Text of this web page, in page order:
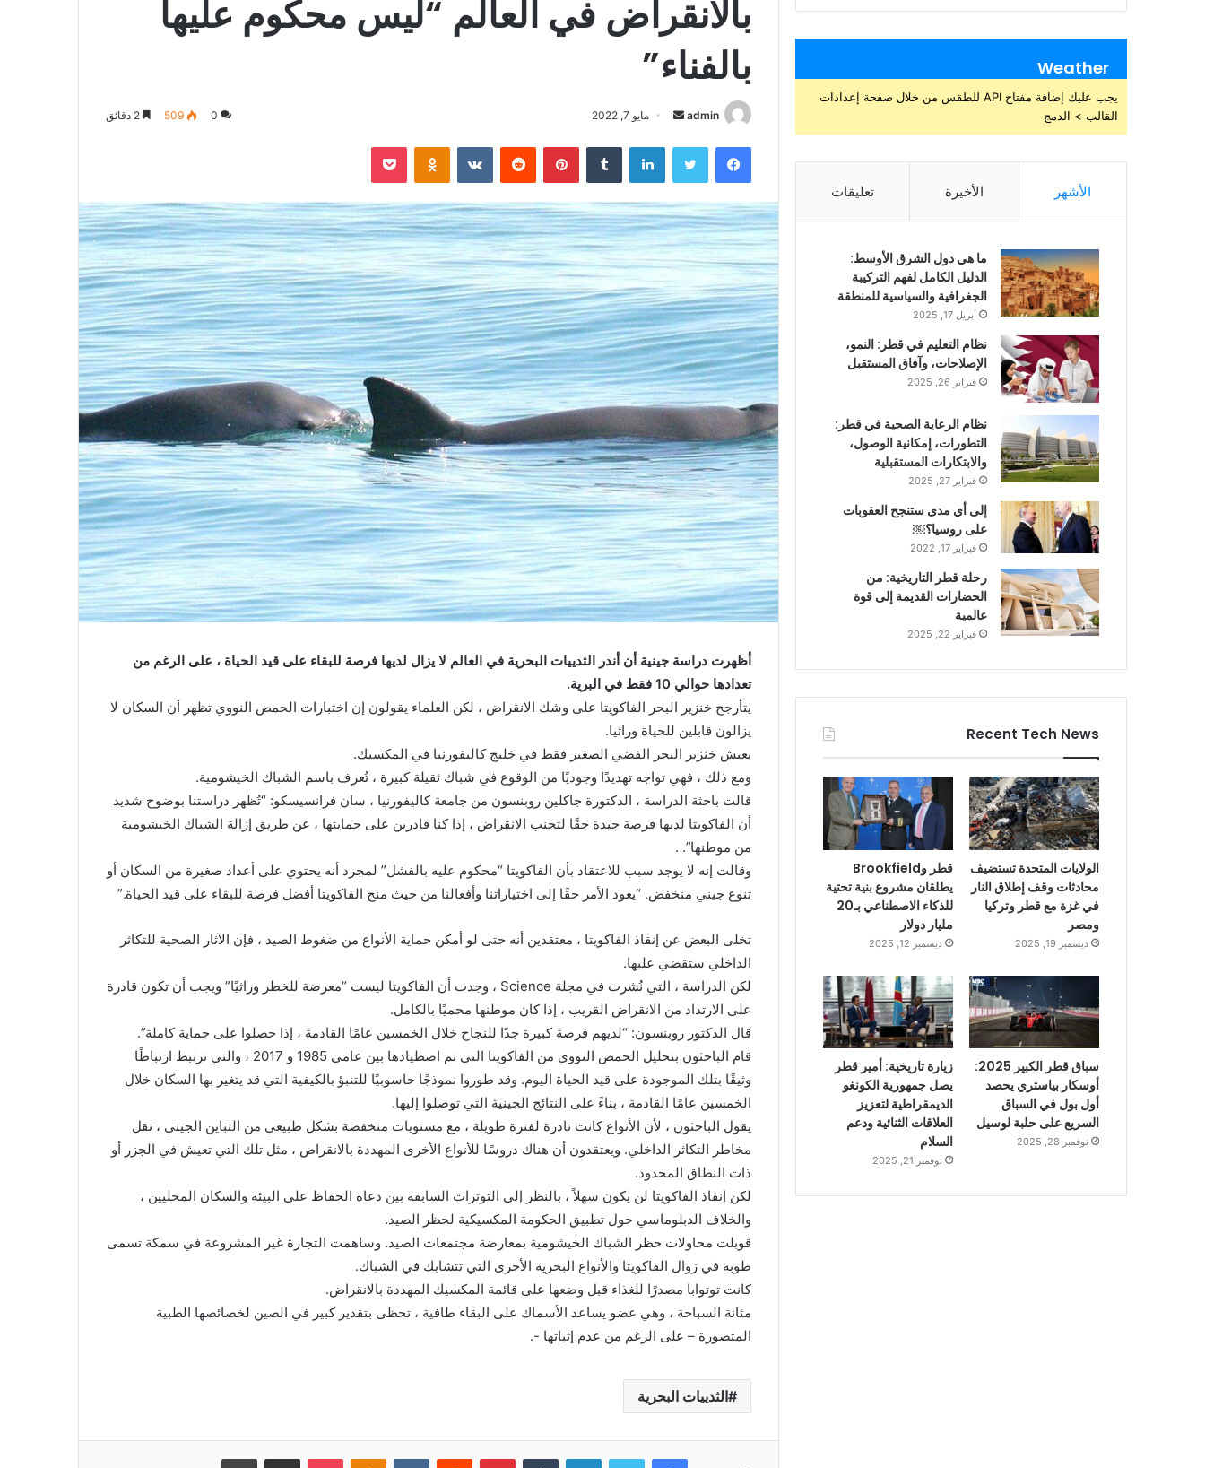
بالانقراض في العالم “ليس محكوم عليها
بالفناء”
admin
ل
ب
ر
ي
د
إ
ل
ك
ت
ر
و
ن
ي
ا
مايو 7, 2022 0
509
فيسبوك لينكدإن بينتيريست
أظهرت دراسة جينية أن أندر الثدييات البحرية في العالم لا يزال لديها فرصة للبقاء على قيد الحياة ، على الرغم من
تعدادها حوالي 10 فقط في البرية.
يتأرجح خنزير البحر الفاكويتا على وشك الانقراض ، لكن العلماء يقولون إن اختبارات الحمض النووي تظهر أن السكان لا
يزالون قابلين للحياة وراثيا.
يعيش خنزير البحر الفضي الصغير فقط في خليج كاليفورنيا في المكسيك.
ومع ذلك ، فهي تواجه تهديدًا وجوديًا من الوقوع في شباك ثقيلة كبيرة ، تُعرف باسم الشباك الخيشومية.
قالت باحثة الدراسة ، الدكتورة جاكلين روبنسون من جامعة كاليفورنيا ، سان فرانسيسكو: “تُظهر دراستنا بوضوح شديد
أن الفاكويتا لديها فرصة جيدة حقًا لتجنب الانقراض ، إذا كنا قادرين على حمايتها ، عن طريق إزالة الشباك الخيشومية
من موطنها”. .
وقالت إنه لا يوجد سبب للاعتقاد بأن الفاكويتا “محكوم عليه بالفشل” لمجرد أنه يحتوي على أعداد صغيرة من السكان أو
تنوع جيني منخفض. “يعود الأمر حقًا إلى اختياراتنا وأفعالنا من حيث منح الفاكويتا أفضل فرصة للبقاء على قيد الحياة.”
تخلى البعض عن إنقاذ الفاكويتا ، معتقدين أنه حتى لو أمكن حماية الأنواع من ضغوط الصيد ، فإن الآثار الصحية للتكاثر
الداخلي ستقضي عليها.
لكن الدراسة ، التي نُشرت في مجلة Science ، وجدت أن الفاكويتا ليست “معرضة للخطر وراثيًا” ويجب أن تكون قادرة
على الارتداد من الانقراض القريب ، إذا كان موطنها محميًا بالكامل.
قال الدكتور روبنسون: “لديهم فرصة كبيرة جدًا للنجاح خلال الخمسين عامًا القادمة ، إذا حصلوا على حماية كاملة”.
قام الباحثون بتحليل الحمض النووي من الفاكويتا التي تم اصطيادها بين عامي 1985 و 2017 ، والتي ترتبط ارتباطًا
وثيقًا بتلك الموجودة على قيد الحياة اليوم. وقد طوروا نموذجًا حاسوبيًا للتنبؤ بالكيفية التي قد يتغير بها السكان خلال
الخمسين عامًا القادمة ، بناءً على النتائج الجينية التي توصلوا إليها.
يقول الباحثون ، لأن الأنواع كانت نادرة لفترة طويلة ، مع مستويات منخفضة بشكل طبيعي من التباين الجيني ، تقل
مخاطر التكاثر الداخلي. ويعتقدون أن هناك دروسًا للأنواع الأخرى المهددة بالانقراض ، مثل تلك التي تعيش في الجزر أو
ذات النطاق المحدود.
لكن إنقاذ الفاكويتا لن يكون سهلاً ، بالنظر إلى التوترات السابقة بين دعاة الحفاظ على البيئة والسكان المحليين ،
والخلاف الدبلوماسي حول تطبيق الحكومة المكسيكية لحظر الصيد.
قوبلت محاولات حظر الشباك الخيشومية بمعارضة مجتمعات الصيد. وساهمت التجارة غير المشروعة في سمكة تسمى
طوبة في زوال الفاكويتا والأنواع البحرية الأخرى التي تتشابك في الشباك.
كانت توتوابا مصدرًا للغذاء قبل وضعها على قائمة المكسيك المهددة بالانقراض.
مثانة السباحة ، وهي عضو يساعد الأسماك على البقاء طافية ، تحظى بتقدير كبير في الصين لخصائصها الطبية
المتصورة – على الرغم من عدم إثباتها -.
الثدييات البحرية
فيسبوك لينكدإن بينتيريست بوكيت
Weather
يجب عليك إضافة مفتاح API للطقس من خلال صفحة إعدادات
القالب > الدمج
الأشهر الأخيرة تعليقات
ما هي دول الشرق الأوسط:
الدليل الكامل لفهم التركيبة
الجغرافية والسياسية للمنطقة
أبريل 17, 2025
نظام التعليم في قطر: النمو،
الإصلاحات، وآفاق المستقبل
فبراير 26, 2025
نظام الرعاية الصحية في قطر:
التطورات، إمكانية الوصول،
والابتكارات المستقبلية
فبراير 27, 2025
إلى أي مدى ستنجح العقوبات
على روسيا؟￼
فبراير 17, 2022
رحلة قطر التاريخية: من
الحضارات القديمة إلى قوة
عالمية
فبراير 22, 2025
Recent Tech News
الولايات المتحدة تستضيف
محادثات وقف إطلاق النار
في غزة مع قطر وتركيا
ومصر
ديسمبر 19, 2025
قطر وBrookfield
يطلقان مشروع بنية تحتية
للذكاء الاصطناعي بـ20
مليار دولار
ديسمبر 12, 2025
سباق قطر الكبير 2025:
أوسكار بياستري يحصد
أول بول في السباق
السريع على حلبة لوسيل
نوفمبر 28, 2025
زيارة تاريخية: أمير قطر
يصل جمهورية الكونغو
الديمقراطية لتعزيز
العلاقات الثنائية ودعم
السلام
نوفمبر 21, 2025